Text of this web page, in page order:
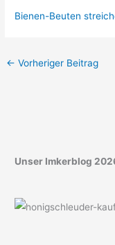
Bienen-Beuten
← Vorheriger Beitrag
Unser Imkerblog